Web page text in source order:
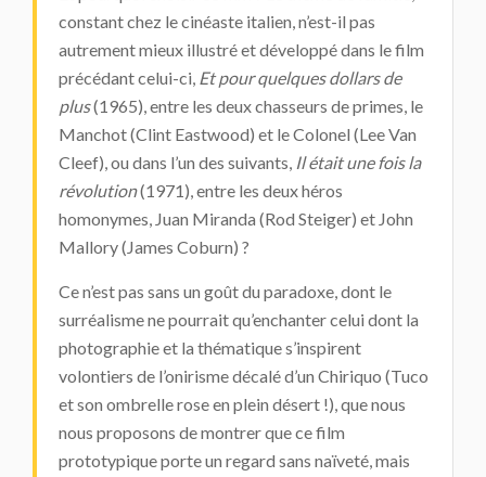
constant chez le cinéaste italien, n’est-il pas
autrement mieux illustré et développé dans le film
précédant celui-ci, Et pour quelques dollars de
plus(1965), entre les deux chasseurs de primes, le
Manchot (Clint Eastwood) et le Colonel (Lee Van
Cleef), ou dans l’un des suivants, Il était une fois la
révolution(1971), entre les deux héros
homonymes, Juan Miranda (Rod Steiger) et John
Mallory (James Coburn) ?
Ce n’est pas sans un goût du paradoxe, dont le
surréalisme ne pourrait qu’enchanter celui dont la
photographie et la thématique s’inspirent
volontiers de l’onirisme décalé d’un Chiriquo (Tuco
et son ombrelle rose en plein désert !), que nous
nous proposons de montrer que ce film
prototypique porte un regard sans naïveté, mais